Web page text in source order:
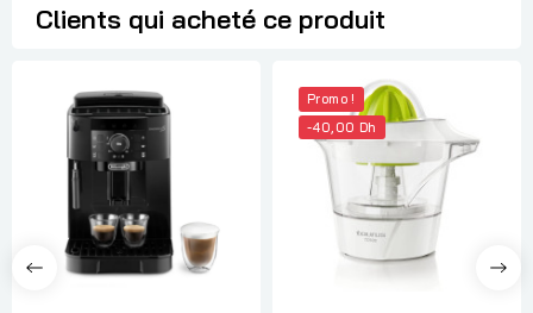
Clients qui acheté ce produit
Promo !
-40,00 Dh